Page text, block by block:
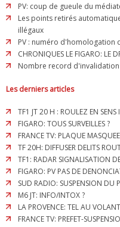
PV: coup de gueule du
Les points retirés
illégaux
PV : numéro d'homologation
CHRONIQUES LE FIGARO: LE
Nombre record
Les derniers articles
TF1 JT 20 H : ROULEZ EN SENS
FIGARO: TOUS SURVEILLES ?
FRANCE TV: PLAQUE
TF 20H: DIFFUSER DELITS
TF1: RADAR SIGNALISATION
FIGARO: PV PAS DE
SUD RADIO: SUSPENSION DU
M6 JT: INFO/INTOX ?
LA PROVENCE: TEL AU VOLANT
FRANCE TV: PREFET-